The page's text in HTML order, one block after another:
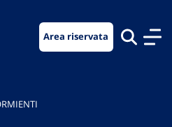
Area riservata